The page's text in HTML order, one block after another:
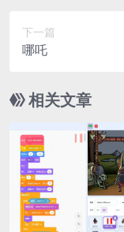
下一篇
哪吒
相关文章